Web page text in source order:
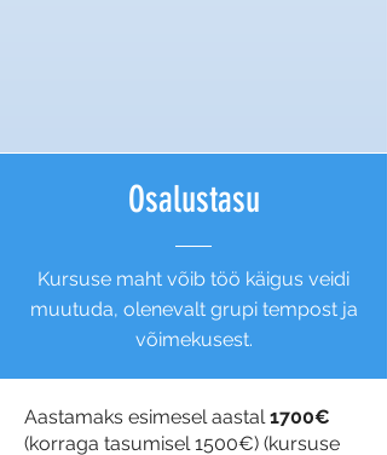
Osalustasu
Kursuse maht võib töö käigus veidi
muutuda, olenevalt grupi tempost ja
võimekusest.
Aastamaks esimesel aastal1700€
(korraga tasumisel 1500€) (kursuse